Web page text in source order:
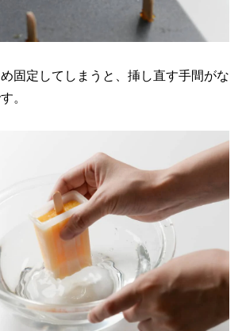
固定してしまうと、挿し直す手間がな
。